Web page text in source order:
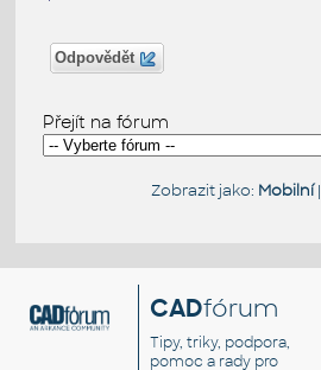
Odpovědět
Přejít na fórum
Zobrazit jako: Mobilní|
CADfórum
Tipy, triky, podpora,
pomoc a rady pro